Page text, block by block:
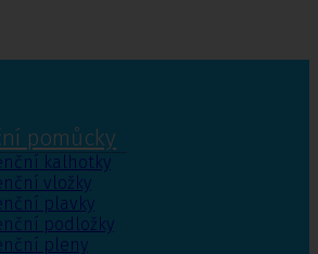
pomůcky
kalhotky
vložky
plavky
podložky
pleny